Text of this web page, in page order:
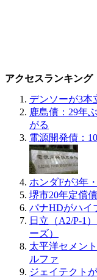
アクセスランキング
デンソーが3本
鹿島債：29年
がる
電源開発債：
ホンダFが3年
堺市20年定償
パナHDがハイ
日立（A2/P-1
ーズ）
太平洋セメン
ルファ
ジェイテクト